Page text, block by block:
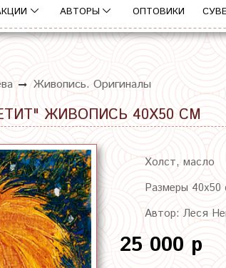
АВТОРЫ ОПТОВИКИ
Живопись. Оригиналы
ЖИВОПИСЬ 40Х50 СМ
Холст, масло
Размеры 40х50
Автор: Леся
25 000 р